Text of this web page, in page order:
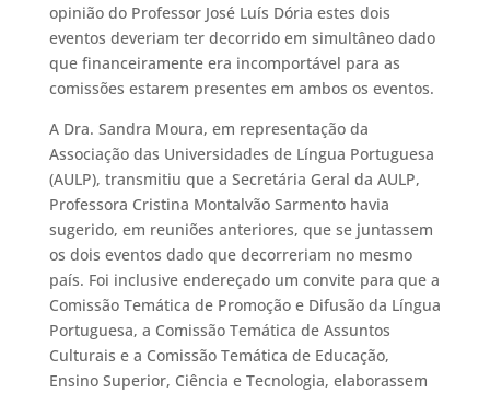
opinião do Professor José Luís Dória estes dois
eventos deveriam ter decorrido em simultâneo dado
que financeiramente era incomportável para as
comissões estarem presentes em ambos os eventos.
A Dra. Sandra Moura, em representação da
Associação das Universidades de Língua Portuguesa
(AULP), transmitiu que a Secretária Geral da AULP,
Professora Cristina Montalvão Sarmento havia
sugerido, em reuniões anteriores, que se juntassem
os dois eventos dado que decorreriam no mesmo
país. Foi inclusive endereçado um convite para que a
Comissão Temática de Promoção e Difusão da Língua
Portuguesa, a Comissão Temática de Assuntos
Culturais e a Comissão Temática de Educação,
Ensino Superior, Ciência e Tecnologia, elaborassem